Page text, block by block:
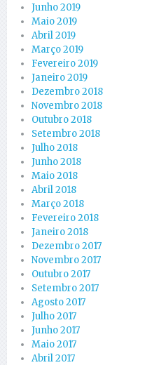
Junho 2019
Maio 2019
Abril 2019
Março 2019
Fevereiro 2019
Janeiro 2019
Dezembro 2018
Novembro 2018
Outubro 2018
Setembro 2018
Julho 2018
Junho 2018
Maio 2018
Abril 2018
Março 2018
Fevereiro 2018
Janeiro 2018
Dezembro 2017
Novembro 2017
Outubro 2017
Setembro 2017
Agosto 2017
Julho 2017
Junho 2017
Maio 2017
Abril 2017